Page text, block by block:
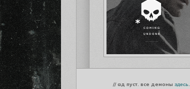
// ад пуст. все демоны здесь.